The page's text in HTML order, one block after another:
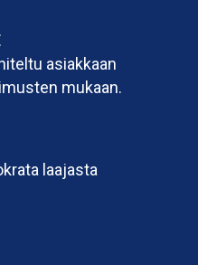
asiakkaan
mukaan.
laajasta